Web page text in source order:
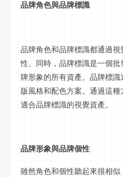
品牌角色與品牌標識
品牌角色和品牌標識都通過
性。同時，品牌標識是一個
牌形象的所有資產。品牌標
版風格和配色方案。通過這
適合品牌標識的視覺資產。
品牌形象與品牌個性
雖然角色和個性聽起來很相